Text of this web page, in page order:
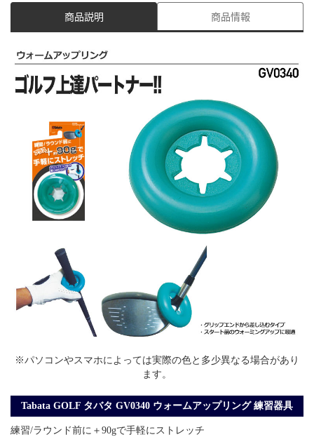
商品説明 商品情報
※パソコンやスマホによっては実際の色と多少異なる場合があり
ます。
Tabata GOLF タバタ GV0340 ウォームアップリング 練習器具
練習/ラウンド前に＋90gで手軽にストレッチ